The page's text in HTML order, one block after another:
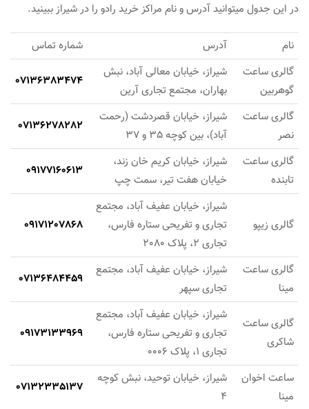
در این جدول میتوانید آدرس و نام مراکز خرید رادو را در شیراز ببینید.
نام آدرس
شماره تماس
گالری ساعت
گوهربین
شیراز، خیابان معالی آباد، نبش
بهاران، مجتمع تجاری آرین
07136383474
گالری ساعت
نصر
شیراز، خیابان قصردشت (رحمت
آباد)، بین کوچه 35 و 37
07136278282
گالری ساعت
تابنده
شیراز، خیابان کریم خان زند،
خیابان هفت تیر، سمت چپ
09177160613
گالری زیپو
شیراز، خیابان عفیف آباد، مجتمع
تجاری و تفریحی ستاره فارس،
تجاری 2، پلاک 2080
09171207868
گالری ساعت
مینا
شیراز، خیابان عفیف آباد، مجتمع
تجاری سپهر
07136484459
گالری ساعت
شاکری
شیراز، خیابان عفیف آباد، مجتمع
تجاری و تفریحی ستاره فارس،
تجاری 1، پلاک 0006
09173133969
ساعت اخوان
مینا
شیراز، خیابان توحید، نبش کوچه
4
07132335137